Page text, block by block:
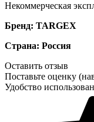
Некоммерческая
Бренд: TARGEX
Страна: Россия
Оставить отзыв
Поставьте оценку
Удобство